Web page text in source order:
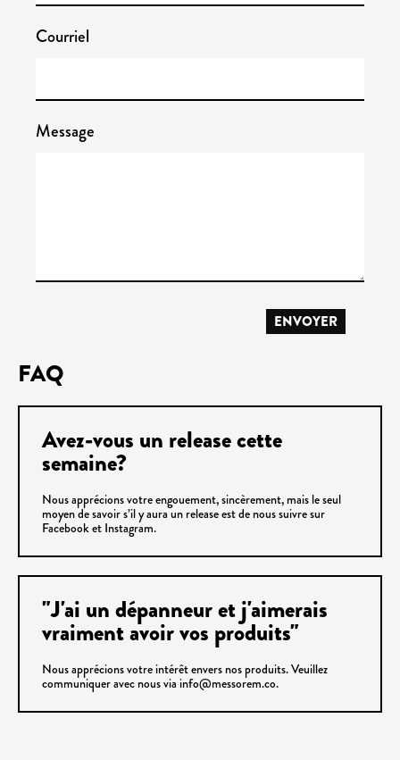
Courriel
Message
ENVOYER
FAQ
Avez-vous un release cette
semaine?
Nous apprécions votre engouement, sincèrement, mais le seul
moyen de savoir s’il y aura un release est de nous suivre sur
Facebook et Instagram.
"J'ai un dépanneur et j'aimerais
vraiment avoir vos produits"
Nous apprécions votre intérêt envers nos produits. Veuillez
communiquer avec nous via info@messorem.co.